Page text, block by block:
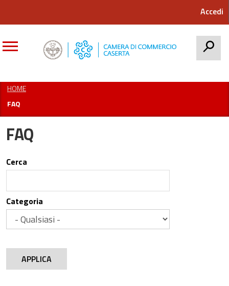
Accedi
HOME
FAQ
FAQ
Cerca
Categoria
APPLICA